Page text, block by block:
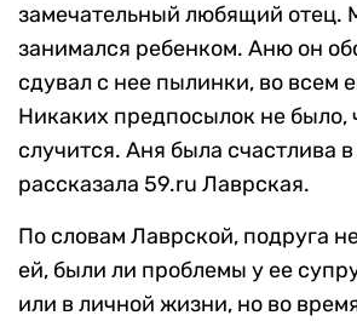
замечательный любящий отец.
занимался ребенком. Аню он
сдувал с нее пылинки, во всем
Никаких предпосылок не было,
случится. Аня была счастлива
рассказала 59.ru Лаврская.
По словам Лаврской, подруга
ей, были ли проблемы у ее
или в личной жизни, но во